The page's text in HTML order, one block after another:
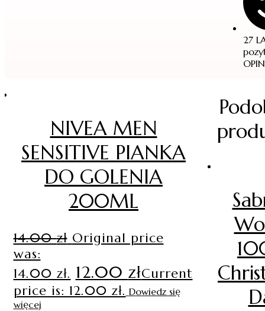
27
NIVEA MEN
SENSITIVE PIANKA
DO GOLENIA
200ML
14.00zł Original price
was:
14.00 zł. 12.00 złCurrent
price is: 12.00 zł. Dowiedz się
więcej